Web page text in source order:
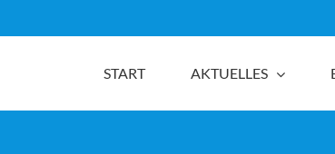
START AKTUELLES